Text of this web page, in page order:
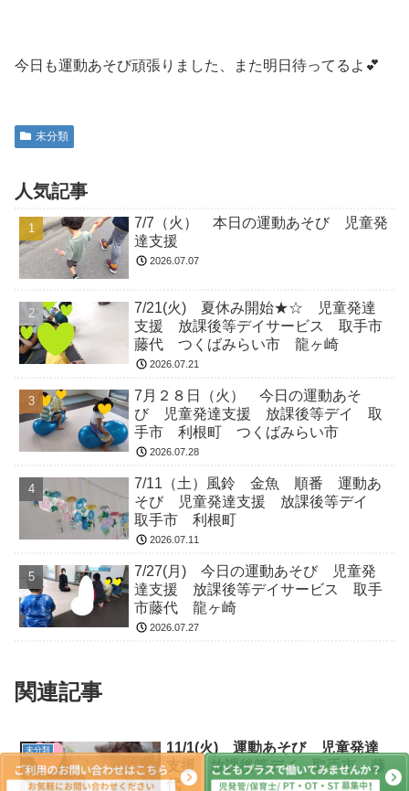
今日も運動あそび頑張りました、また明日待ってるよ💕
未分類
人気記事
7/7（火） 本日の運動あそび 児童発
達支援
2026.07.07
7/21(火) 夏休み開始★☆ 児童発達
支援 放課後等デイサービス 取手市
藤代 つくばみらい市 龍ヶ崎
2026.07.21
7月２８日（火） 今日の運動あそ
び 児童発達支援 放課後等デイ 取
手市 利根町 つくばみらい市
2026.07.28
7/11（土）風鈴 金魚 順番 運動あ
そび 児童発達支援 放課後等デイ
取手市 利根町
2026.07.11
7/27(月) 今日の運動あそび 児童発
達支援 放課後等デイサービス 取手
市藤代 龍ヶ崎
2026.07.27
関連記事
未分類
11/1(火) 運動あそび 児童発達
支援 放課後等デイ 取手市 藤
代